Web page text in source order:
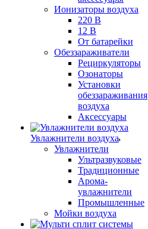
Ионизаторы воздуха
220 В
12 В
От батарейки
Обеззараживатели
Рециркуляторы
Озонаторы
Установки
обеззараживания
воздуха
Аксессуары
Увлажнители воздуха
Увлажнители
Ультразвуковые
Традиционные
Арома-
увлажнители
Промышленные
Мойки воздуха